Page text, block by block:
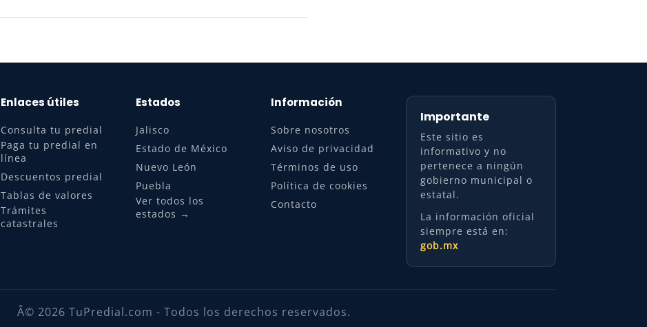
Enlaces útiles
Consulta tu predial
Paga tu predial en
línea
Descuentos predial
Tablas de valores
Trámites
catastrales
Estados
Jalisco
Estado de México
Nuevo León
Puebla
Ver todos los
estados →
Información
Sobre nosotros
Aviso de privacidad
Términos de uso
Política de cookies
Contacto
Importante
Este sitio es
informativo y no
pertenece a ningún
gobierno municipal o
estatal.
La información oficial
siempre está en:
gob.mx
Â© 2026 TuPredial.com - Todos los derechos reservados.